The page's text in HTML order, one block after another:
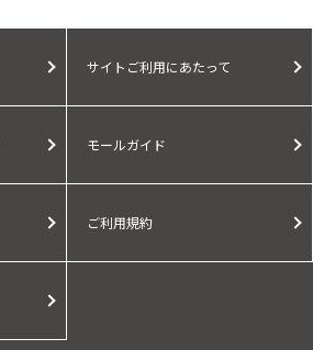
サイトご利用にあたって
モールガイド
ご利用規約